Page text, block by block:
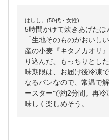
はしし。(50代・女性)
5時間かけて炊きあげた
「生地そのものがおいし
産の小麦『キタノカオリ
り込んだ、もっちりとし
味期限は、お届け後冷凍
なるパンなので、常温で
ースターで約2分間。再
味しく楽しめそう。